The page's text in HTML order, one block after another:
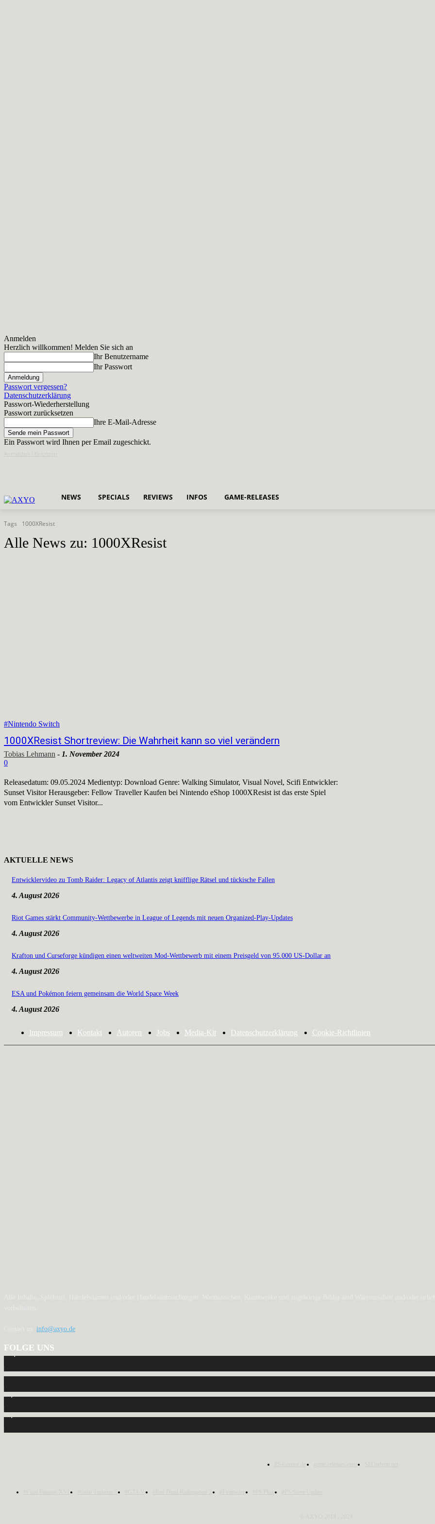
Anmelden
Herzlich willkommen! Melden Sie sich an
Ihr Benutzername
Ihr Passwort
Passwort vergessen?
Datenschutzerklärung
Passwort-Wiederherstellung
Passwort zurücksetzen
Ihre E-Mail-Adresse
Ein Passwort wird Ihnen per Email zugeschickt.
NEWS SPECIALS REVIEWS INFOS GAME-RELEASES
Tags 1000XResist
Alle News zu: 1000XResist
#Nintendo Switch
1000XResist Shortreview: Die Wahrheit kann so viel verändern
Tobias Lehmann - 1. November 2024
0
Releasedatum: 09.05.2024 Medientyp: Download Genre: Walking Simulator, Visual Novel, Scifi Entwickler:
Sunset Visitor Herausgeber: Fellow Traveller Kaufen bei Nintendo eShop 1000XResist ist das erste Spiel
vom Entwickler Sunset Visitor...
AKTUELLE NEWS
Entwicklervideo zu Tomb Raider: Legacy of Atlantis zeigt knifflige Rätsel und tückische Fallen
4. August 2026
Riot Games stärkt Community-Wettbewerbe in League of Legends mit neuen Organized-Play-Updates
4. August 2026
Krafton und Curseforge kündigen einen weltweiten Mod-Wettbewerb mit einem Preisgeld von 95.000 US-Dollar an
4. August 2026
ESA und Pokémon feiern gemeinsam die World Space Week
4. August 2026
Impressum Kontakt Autoren Jobs Media-Kit Datenschutzerklärung Cookie-Richtlinien
info@axyo.de
FOLGE UNS
440 Follower
2,040 Follower
1,150 Abonnenten